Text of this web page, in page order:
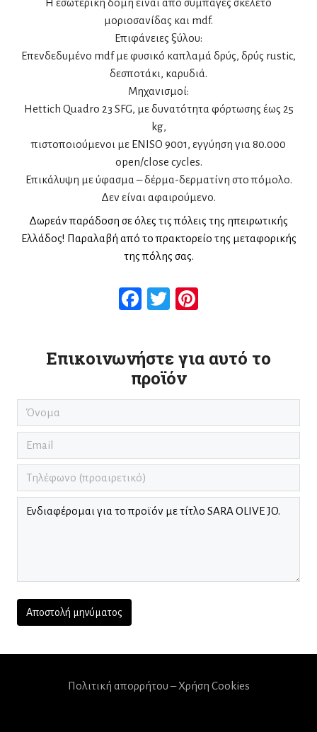
μοριοσανίδας και mdf.
Επιφάνειες ξύλου:
Επενδεδυμένο mdf με φυσικό καπλαμά δρύς, δρύς rustic,
δεσποτάκι, καρυδιά.
Μηχανισμοί:
Hettich Quadro 23 SFG, με δυνατότητα φόρτωσης έως 25
kg,
πιστοποιούμενοι με ENISO 9001, εγγύηση για 80.000
open/close cycles.
Επικάλυψη με ύφασμα – δέρμα-δερματίνη στο πόμολο.
Δεν είναι αφαιρούμενο.
Δωρεάν παράδοση σε όλες τις πόλεις της ηπειρωτικής
Ελλάδος! Παραλαβή από το πρακτορείο της μεταφορικής
της πόλης σας.
Facebook
Twitter
Επικοινωνήστε για αυτό το
προϊόν
Πολιτική απορρήτου – Χρήση Cookies